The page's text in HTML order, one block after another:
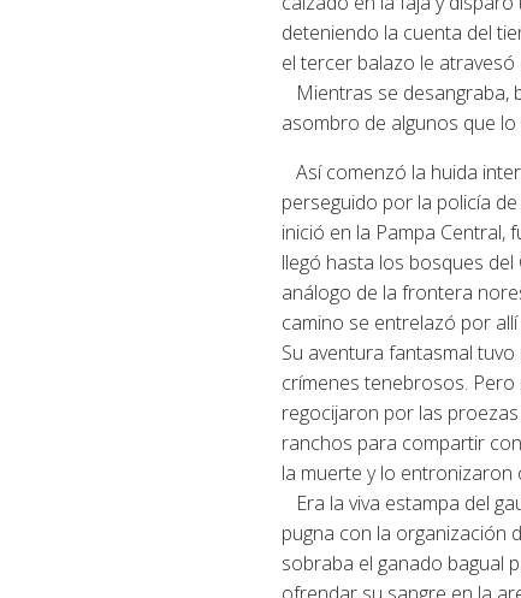
deteniendo la cuenta del
el tercer balazo le
Mientras se desangraba,
asombro de algunos que
Así comenzó la huida
perseguido por la policía
inició en la Pampa Central,
llegó hasta los bosques del
análogo de la frontera
camino se entrelazó por
Su aventura fantasmal
crímenes tenebrosos.
regocijaron por las
ranchos para compartir
la muerte y lo
Era la viva estampa del
pugna con la organización
sobraba el ganado bagual